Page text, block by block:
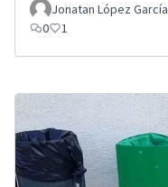
Jonatan López García
0
1